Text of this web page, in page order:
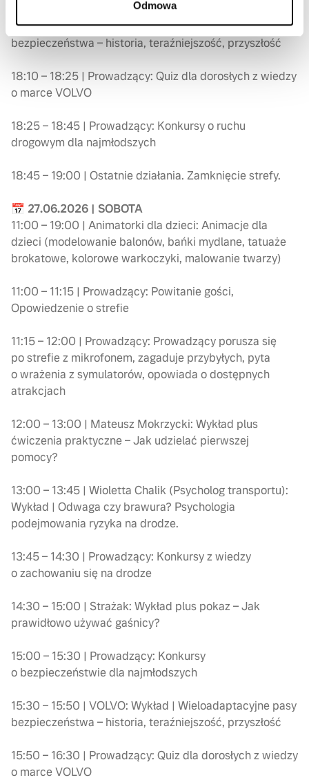
Odmowa
17:45 – 18:10 | VOLVO: Wykład | Wieloadaptacyjne pasy
bezpieczeństwa – historia, teraźniejszość, przyszłość
18:10 – 18:25 | Prowadzący: Quiz dla dorosłych z wiedzy
o marce VOLVO
18:25 – 18:45 | Prowadzący: Konkursy o ruchu
drogowym dla najmłodszych
18:45 – 19:00 | Ostatnie działania. Zamknięcie strefy.
📅 27.06.2026 | SOBOTA
11:00 – 19:00 | Animatorki dla dzieci: Animacje dla
dzieci (modelowanie balonów, bańki mydlane, tatuaże
brokatowe, kolorowe warkoczyki, malowanie twarzy)
11:00 – 11:15 | Prowadzący: Powitanie gości,
Opowiedzenie o strefie
11:15 – 12:00 | Prowadzący: Prowadzący porusza się
po strefie z mikrofonem, zagaduje przybyłych, pyta
o wrażenia z symulatorów, opowiada o dostępnych
atrakcjach
12:00 – 13:00 | Mateusz Mokrzycki: Wykład plus
ćwiczenia praktyczne – Jak udzielać pierwszej
pomocy?
13:00 – 13:45 | Wioletta Chalik (Psycholog transportu):
Wykład | Odwaga czy brawura? Psychologia
podejmowania ryzyka na drodze.
13:45 – 14:30 | Prowadzący: Konkursy z wiedzy
o zachowaniu się na drodze
14:30 – 15:00 | Strażak: Wykład plus pokaz – Jak
prawidłowo używać gaśnicy?
15:00 – 15:30 | Prowadzący: Konkursy
o bezpieczeństwie dla najmłodszych
15:30 – 15:50 | VOLVO: Wykład | Wieloadaptacyjne pasy
bezpieczeństwa – historia, teraźniejszość, przyszłość
15:50 – 16:30 | Prowadzący: Quiz dla dorosłych z wiedzy
o marce VOLVO